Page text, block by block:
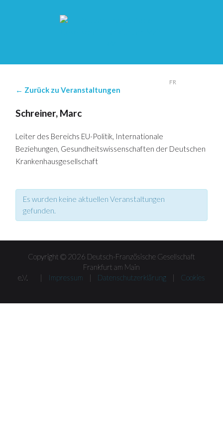
FR
← Zurück zu Veranstaltungen
Schreiner, Marc
Leiter des Bereichs EU-Politik, Internationale
Beziehungen, Gesundheitswissenschaften der Deutschen
Krankenhausgesellschaft
Es wurden keine aktuellen Veranstaltungen
gefunden.
Copyright © 2026 Deutsch-Französische Gesellschaft
Frankfurt am Main
e.V. |
Impressum | Datenschutzerklärung | Cookies